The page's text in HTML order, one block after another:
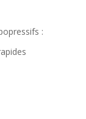
: